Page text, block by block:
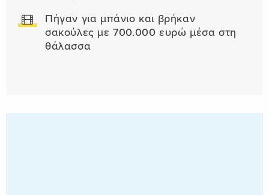
Πήγαν για μπάνιο και βρήκαν
σακούλες με 700.000 ευρώ μέσα στη
θάλασσα